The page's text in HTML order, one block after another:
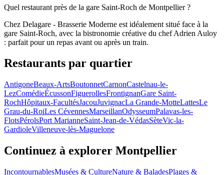
Quel restaurant près de la gare Saint-Roch de Montpellier ?
Chez Delagare - Brasserie Moderne est idéalement situé face à la
gare Saint-Roch, avec la bistronomie créative du chef Adrien Auloy
: parfait pour un repas avant ou après un train.
Restaurants par quartier
AntigoneBeaux-ArtsBoutonnetCarnonCastelnau-le-
LezComédieÉcussonFiguerollesFrontignanGare Saint-
RochHôpitaux-FacultésJacouJuvignacLa Grande-MotteLattesLe
Grau-du-RoiLes CévennesMarseillanOdysseumPalavas-les-
FlotsPérolsPort MarianneSaint-Jean-de-VédasSèteVic-la-
GardioleVilleneuve-lès-Maguelone
Continuez à explorer Montpellier
IncontournablesMusées & CultureNature & BaladesPlages &